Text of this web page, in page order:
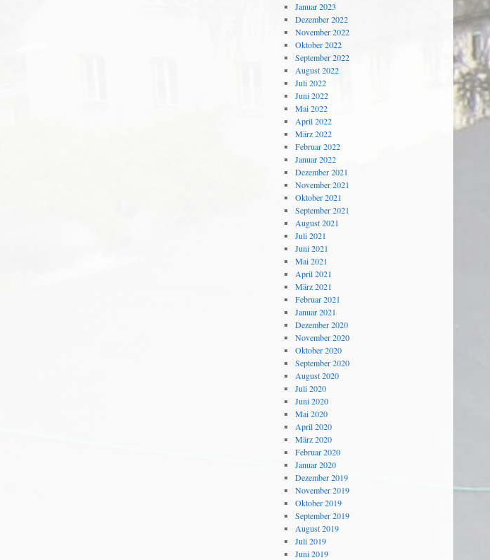
Januar 2023
Dezember 2022
November 2022
Oktober 2022
September 2022
August 2022
Juli 2022
Juni 2022
Mai 2022
April 2022
März 2022
Februar 2022
Januar 2022
Dezember 2021
November 2021
Oktober 2021
September 2021
August 2021
Juli 2021
Juni 2021
Mai 2021
April 2021
März 2021
Februar 2021
Januar 2021
Dezember 2020
November 2020
Oktober 2020
September 2020
August 2020
Juli 2020
Juni 2020
Mai 2020
April 2020
März 2020
Februar 2020
Januar 2020
Dezember 2019
November 2019
Oktober 2019
September 2019
August 2019
Juli 2019
Juni 2019